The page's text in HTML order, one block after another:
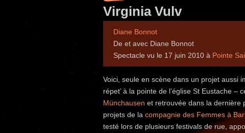
Virginia Vulv
Diane Bonnot
De et avec Diane Bonnot
Spectacle vu le 17 juin 2010 à Pointe
Voici, seule en scène dans un projet aussi
répet’ à la pointe de l’église St Eustache –
Münchausen et retrouvée dans la dernière
projets de la compagnie des Femmes à
testé lors de plusieurs festivals de rue,